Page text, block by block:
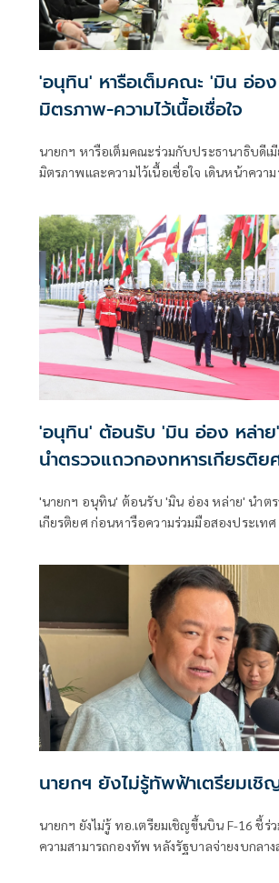
'อนุทิน' หารือเต็มคณะ 'มิน อ่อ
มิตรภาพ-ความไว้เนื้อเชื่อใจ
นายกฯ หารือเต็มคณะร่วมกับประธานาธิบดีเ
มิตรภาพและความไว้เนื้อเชื่อใจ เดินหน้าควา
คุณภาพน้ำ -เทคโนโลยีอวกาศ
'อนุทิน' ต้อนรับ 'มิน อ่อง หล่าย
นำตรวจแถวกองทหารเกียรติย
'นายกฯ อนุทิน' ต้อนรับ 'มิน อ่อง หล่าย' นำต
เกียรติยศ ก่อนหารือความร่วมมือสองประเทศ
นายกฯ ยังไม่รู้ทัพฟ้าเตรียมเชิ
นายกฯ ยังไม่รู้ ทอ.เตรียมเชิญขึ้นบิน F-16 ชี้ร่
ความสามารถกองทัพ หลังรัฐบาลจ่ายงบกลา